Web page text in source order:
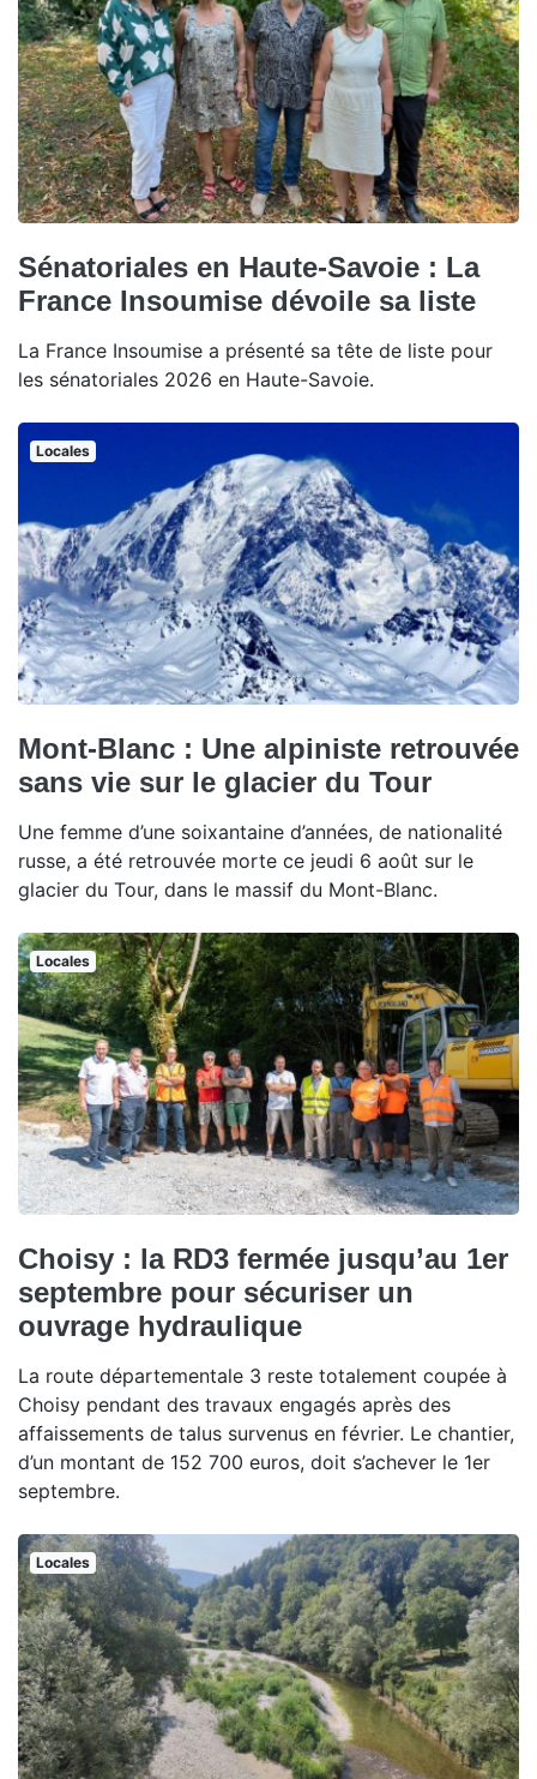
Sénatoriales en Haute-Savoie : La
France Insoumise dévoile sa liste
La France Insoumise a présenté sa tête de liste pour
les sénatoriales 2026 en Haute-Savoie.
Locales
Mont-Blanc : Une alpiniste retrouvée
sans vie sur le glacier du Tour
Une femme d’une soixantaine d’années, de nationalité
russe, a été retrouvée morte ce jeudi 6 août sur le
glacier du Tour, dans le massif du Mont-Blanc.
Locales
Choisy : la RD3 fermée jusqu’au 1er
septembre pour sécuriser un
ouvrage hydraulique
La route départementale 3 reste totalement coupée à
Choisy pendant des travaux engagés après des
affaissements de talus survenus en février. Le chantier,
d’un montant de 152 700 euros, doit s’achever le 1er
septembre.
Locales